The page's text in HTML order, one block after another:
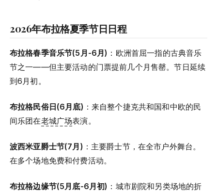
2026年布拉格夏季节日日程
布拉格春季音乐节(5月-6月) ：欧洲首屈一指的古典音乐
节之一——但主要活动的门票提前几个月售罄。节日延续
到6月初。
布拉格民俗日(6月底) ：来自整个捷克共和国和中欧的民
间乐团在老城广场表演。
波西米亚爵士节(7月) ：主要爵士节，在全市户外舞台。
在多个场地免费和付费活动。
布拉格边缘节(5月底-6月初) ：城市剧院和另类场地的折